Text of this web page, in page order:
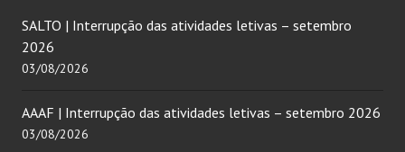
SALTO | Interrupção das atividades letivas – setembro
2026
03/08/2026
AAAF | Interrupção das atividades letivas – setembro 2026
03/08/2026